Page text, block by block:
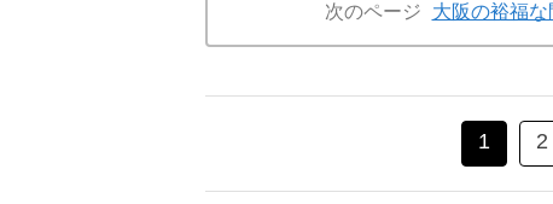
次のページ 大阪の裕福
1 2